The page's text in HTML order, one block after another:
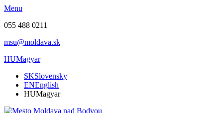
Menu
055 488 0211
msu@moldava.sk
HUMagyar
SKSlovensky
ENEnglish
HUMagyar